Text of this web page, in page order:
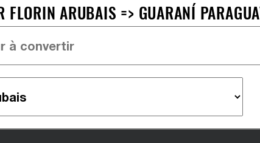
FLORIN ARUBAIS => GUARANÍ